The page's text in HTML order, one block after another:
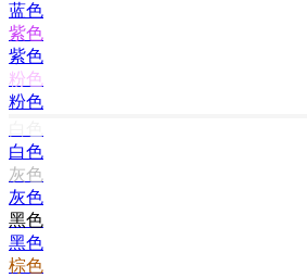
蓝色
紫色
紫色
粉色
粉色
白色
灰色
灰色
黑色
黑色
棕色